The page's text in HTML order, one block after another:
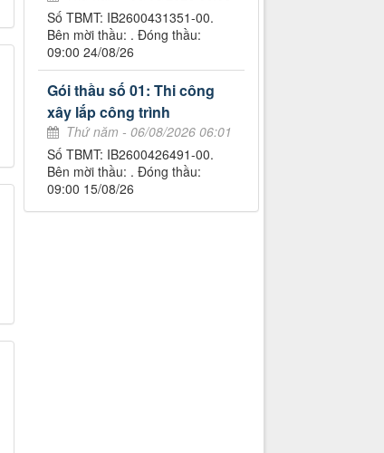
Số TBMT: IB2600431351-00.
Bên mời thầu: . Đóng thầu:
09:00 24/08/26
Gói thầu số 01: Thi công
xây lắp công trình
Thứ năm - 06/08/2026 06:01
Số TBMT: IB2600426491-00.
Bên mời thầu: . Đóng thầu:
09:00 15/08/26